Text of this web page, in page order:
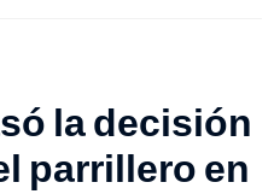
la decisión
parrillero en